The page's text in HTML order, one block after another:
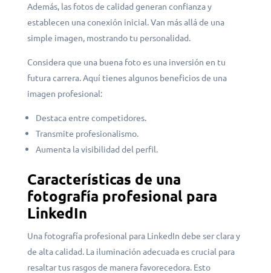
Además, las fotos de calidad generan confianza y
establecen una conexión inicial. Van más allá de una
simple imagen, mostrando tu personalidad.
Considera que una buena foto es una inversión en tu
futura carrera. Aquí tienes algunos beneficios de una
imagen profesional:
Destaca entre competidores.
Transmite profesionalismo.
Aumenta la visibilidad del perfil.
Características de una
fotografía profesional para
LinkedIn
Una fotografía profesional para LinkedIn debe ser clara y
de alta calidad. La iluminación adecuada es crucial para
resaltar tus rasgos de manera favorecedora. Esto